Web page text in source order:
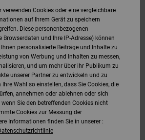
verwenden Cookies oder eine vergleichbare
auf Ihrem Gerät zu speichern
Diese personenbezogenen
Browserdaten und Ihre IP-Adresse) können
personalisierte Beiträge und Inhalte zu
von Werbung und Inhalten zu messen,
und um mehr über ihr Publikum zu
unserer Partner zu entwickeln und zu
Ihre Wahl so einstellen, dass Sie Cookies, die
annehmen oder ablehnen oder sich
Sie den betreffenden Cookies nicht
Cookies zur Messung der
Informationen finden Sie in unserer :